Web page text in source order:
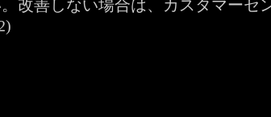
改善しない場合は、カスタマーセ